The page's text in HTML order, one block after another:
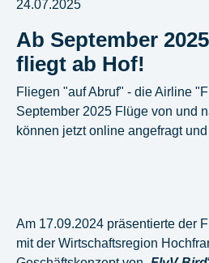
24.07.2025
Ab September
fliegt ab Hof!
Fliegen "auf Abruf" - die Airline
September 2025 Flüge von und
können jetzt online angefragt
Am 17.09.2024 präsentierte der
mit der Wirtschaftsregion